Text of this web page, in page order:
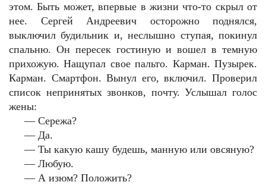
этом. Быть может, впервые в жизни что-то скрыл от
нее. Сергей Андреевич осторожно поднялся,
выключил будильник и, неслышно ступая, покинул
спальню. Он пересек гостиную и вошел в темную
прихожую. Нащупал свое пальто. Карман. Пузырек.
Карман. Смартфон. Вынул его, включил. Проверил
список непринятых звонков, почту. Услышал голос
жены:
— Сережа?
— Да.
— Ты какую кашу будешь, манную или овсяную?
— Любую.
— А изюм? Положить?